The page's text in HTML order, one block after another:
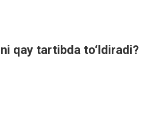
qay tartibda to‘ldiradi?